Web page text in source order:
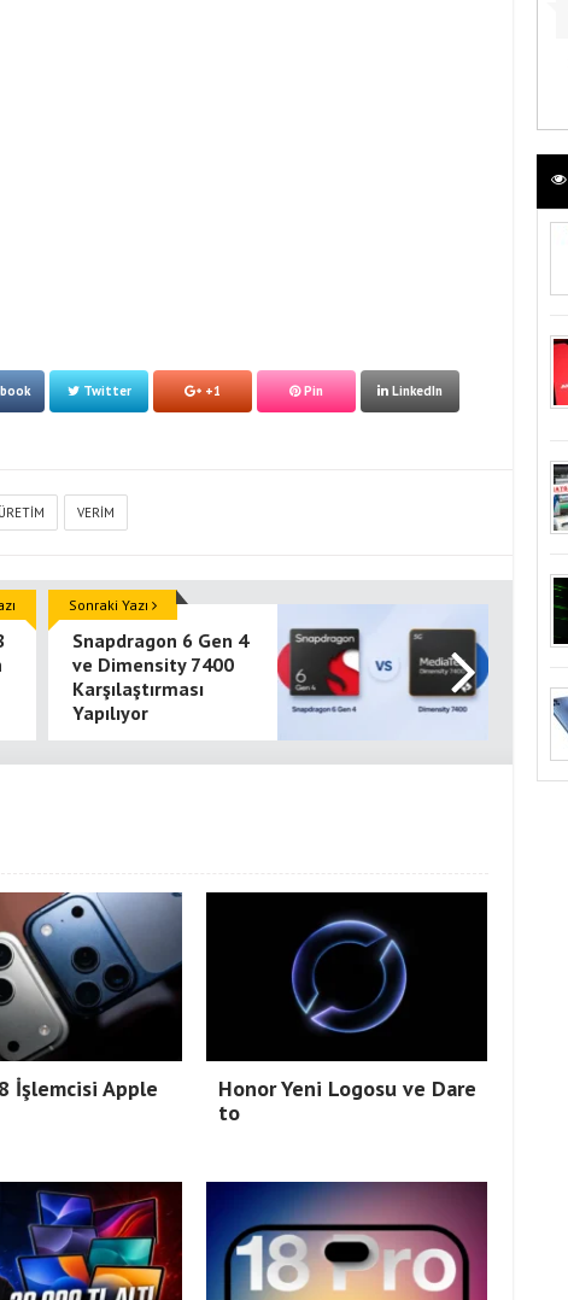
Twitter +1 Pin LinkedIn
ÜRETIM VERIM
Snapdragon 6 Gen 4
ve Dimensity 7400
Karşılaştırması
Yapılıyor
Sonraki Yazı
İşlemcisi Apple
Honor Yeni Logosu ve Dare
to